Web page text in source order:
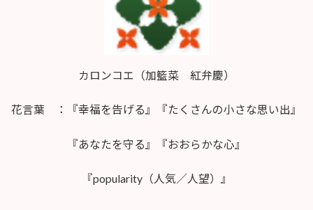
カロンコエ（加籃菜 紅弁慶）
花言葉 ：『幸福を告げる』『たくさんの小さな思い出』
『あなたを守る』『おおらかな心』
『popularity（人気／人望）』